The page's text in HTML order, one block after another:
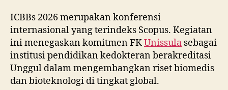
ICBBs 2026 merupakan konferensi
internasional yang terindeks Scopus. Kegiatan
ini menegaskan komitmen FKUnissula sebagai
institusi pendidikan kedokteran berakreditasi
Unggul dalam mengembangkan riset biomedis
dan bioteknologi di tingkat global.